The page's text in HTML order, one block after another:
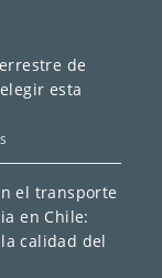
de
esta
el transporte
en Chile:
calidad del